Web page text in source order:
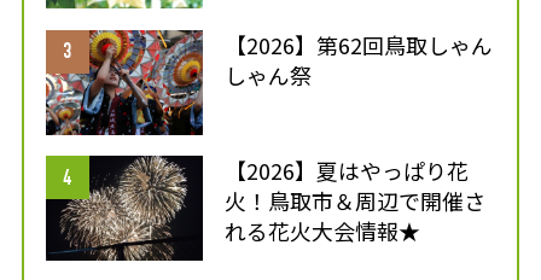
【2026】第62回鳥取しゃん
しゃん祭
【2026】夏はやっぱり花
火！鳥取市＆周辺で開催さ
れる花火大会情報★